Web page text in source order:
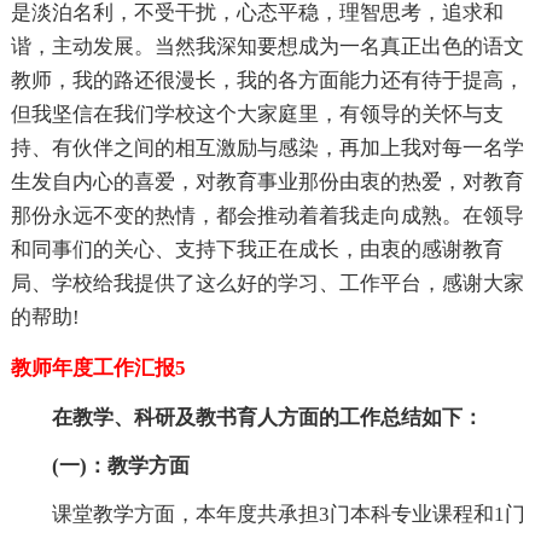
是淡泊名利，不受干扰，心态平稳，理智思考，追求和
谐，主动发展。当然我深知要想成为一名真正出色的语文
教师，我的路还很漫长，我的各方面能力还有待于提高，
但我坚信在我们学校这个大家庭里，有领导的关怀与支
持、有伙伴之间的相互激励与感染，再加上我对每一名学
生发自内心的喜爱，对教育事业那份由衷的热爱，对教育
那份永远不变的热情，都会推动着着我走向成熟。在领导
和同事们的关心、支持下我正在成长，由衷的感谢教育
局、学校给我提供了这么好的学习、工作平台，感谢大家
的帮助!
教师年度工作汇报5
在教学、科研及教书育人方面的工作总结如下：
(一)：教学方面
课堂教学方面，本年度共承担3门本科专业课程和1门